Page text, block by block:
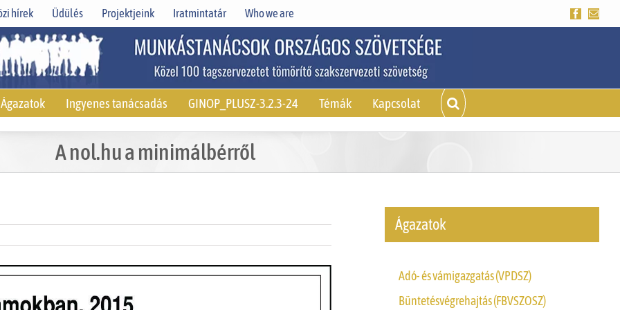
hírek Üdülés Projektjeink Iratmintatár Who we are Facebook
Ágazatok Ingyenes tanácsadás GINOP_PLUSZ-3.2.3-24 Témák Kapcsolat
A nol.hu a minimálbérről
Ágazatok
Adó- és vámigazgatás (VPDSZ)
Büntetésvégrehajtás (FBVSZOSZ)